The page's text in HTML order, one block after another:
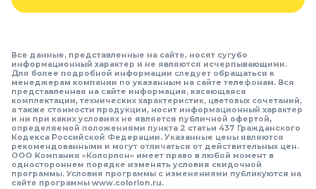
Все данные, представленные на сайте, носят сугубо
информационный характер и не являются исчерпывающими.
Для более подробной информации следует обращаться к
менеджерам компании по указанным на сайте телефонам. Вся
представленная на сайте информация, касающаяся
комплектации, технических характеристик, цветовых сочетаний,
а также стоимости продукции, носит информационный характер
и ни при каких условиях не является публичной офертой,
определяемой положениями пункта 2 статьи 437 Гражданского
Кодекса Российской Федерации. Указанные цены являются
рекомендованными и могут отличаться от действительных цен.
ООО Компания «Колорлон» имеет право в любой момент в
одностороннем порядке изменять условия скидочной
программы. Условия программы с изменениями публикуются на
сайте программы www.colorlon.ru.